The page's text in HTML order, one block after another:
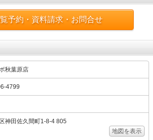
予約・資料請求・お問合せ
秋葉原店
4799
神田佐久間町1-8-4 805
地図を表示